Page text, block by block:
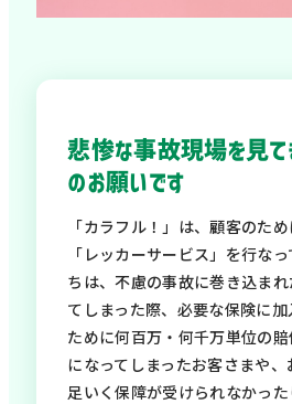
悲惨な事故現場を見て
のお願いです
「カラフル！」は、顧客のた
「レッカーサービス」を行な
ちは、不慮の事故に巻き込ま
てしまった際、必要な保険に
ために何百万・何千万単位の
になってしまったお客さまや
足いく保障が受けられなかっ